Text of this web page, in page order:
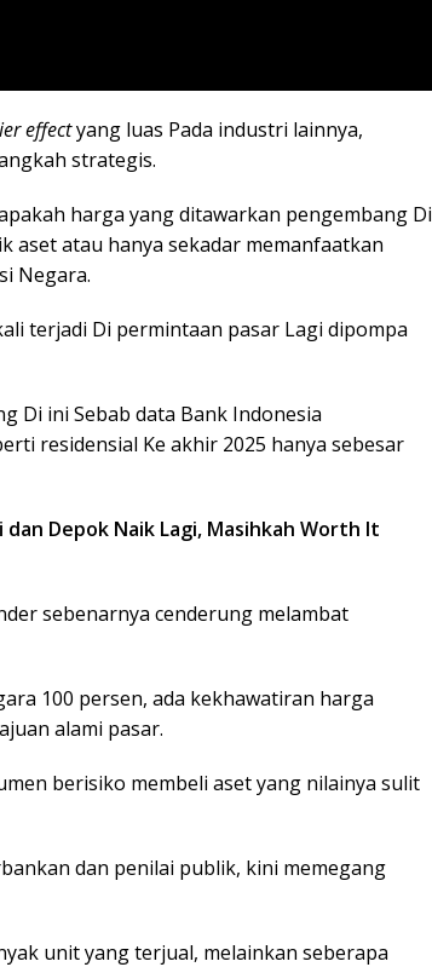
effectyang luas Pada industri lainnya,
strategis.
harga yang ditawarkan pengembang Di
aset atau hanya sekadar memanfaatkan
Negara.
terjadi Di permintaan pasar Lagi dipompa
Di ini Sebab data Bank Indonesia
residensial Ke akhir 2025 hanya sebesar
Depok Naik Lagi, Masihkah Worth It
sebenarnya cenderung melambat
100 persen, ada kekhawatiran harga
alami pasar.
berisiko membeli aset yang nilainya sulit
dan penilai publik, kini memegang
unit yang terjual, melainkan seberapa